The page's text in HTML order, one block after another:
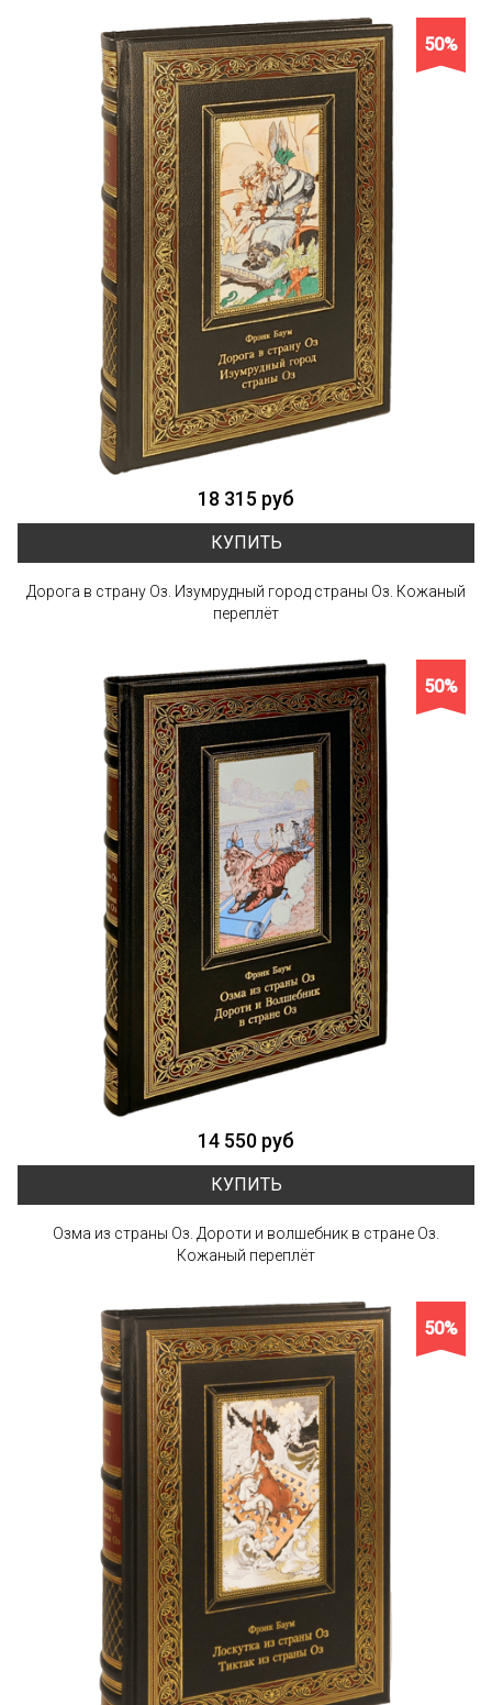
50%
18 315 руб
КУПИТЬ
Дорога в страну Оз. Изумрудный город страны Оз. Кожаный
переплёт
50%
14 550 руб
КУПИТЬ
Озма из страны Оз. Дороти и волшебник в стране Оз.
Кожаный переплёт
50%